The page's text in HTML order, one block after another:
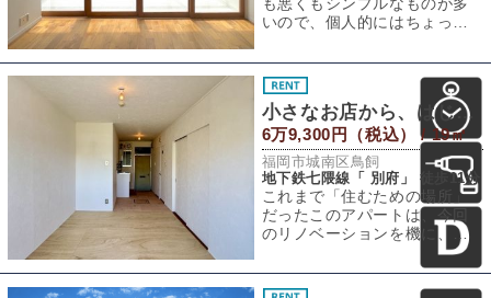
も悪くもシンプルなものが多
いので、個人的にはちょっと
思うことがよくあ
小さなお店から、はじめよう。
6万9,300円（税込） / 19㎡
福岡市城南区鳥飼
地下鉄七隈線「 別府」 徒歩11分
これまで「住むための場所」
だったこのアパートは、今回
のリノベーションを機に、改
装OK・テナント利用もOKへと
大きく舵を切